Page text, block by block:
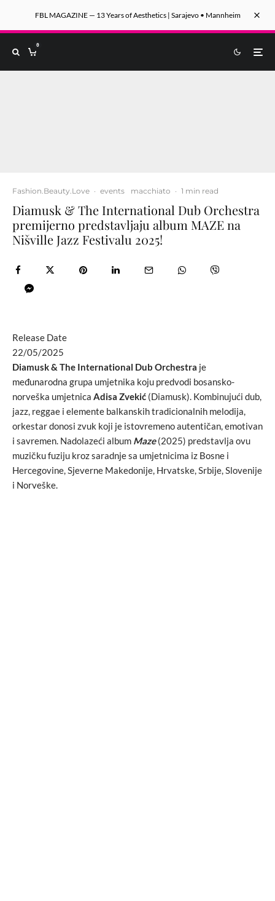
FBL MAGAZINE — 13 Years of Aesthetics | Sarajevo • Mannheim
0
Fashion.Beauty.Love · events macchiato · 1 min read
Diamusk & The International Dub Orchestra
premijerno predstavljaju album MAZE na
Nišville Jazz Festivalu 2025!
Release Date
22/05/2025
Diamusk & The International Dub Orchestra je
međunarodna grupa umjetnika koju predvodi bosansko-
norveška umjetnica Adisa Zvekić (Diamusk). Kombinujući dub,
jazz, reggae i elemente balkanskih tradicionalnih melodija,
orkestar donosi zvuk koji je istovremeno autentičan, emotivan
i savremen. Nadolazeći album Maze(2025) predstavlja ovu
muzičku fuziju kroz saradnje sa umjetnicima iz Bosne i
Hercegovine, Sjeverne Makedonije, Hrvatske, Srbije, Slovenije
i Norveške.